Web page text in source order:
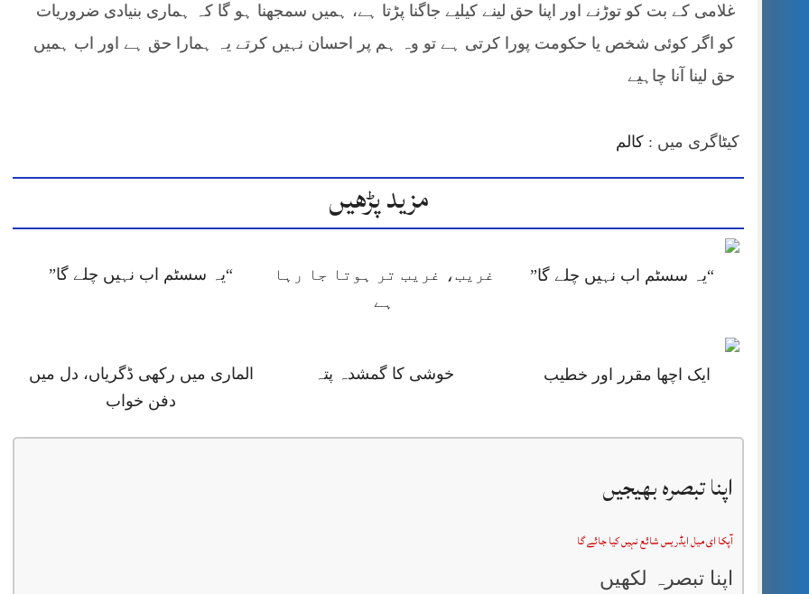
غلامی کے بت کو توڑنے اور اپنا حق لینے کیلیے جاگنا پڑتا ہے، ہمیں سمجھنا ہو گا کہ ہماری بنیادی ضروریات
کو اگر کوئی شخص یا حکومت پورا کرتی ہے تو وہ ہم پر احسان نہیں کرتے یہ ہمارا حق ہے اور اب ہمیں
حق لینا آنا چاہیے
کیٹاگری میں : کالم
مزید پڑھیں
“یہ سسٹم اب نہیں چلے گا”
غریب، غریب تر ہوتا جا رہا
ہے
“یہ سسٹم اب نہیں چلے گا”
ایک اچھا مقرر اور خطیب خوشی کا گمشدہ پتہ
الماری میں رکھی ڈگریاں، دل میں
دفن خواب
اپنا تبصرہ بھیجیں
آپکا ای میل ایڈریس شائع نہیں کیا جائے گا
اپنا تبصرہ لکھیں